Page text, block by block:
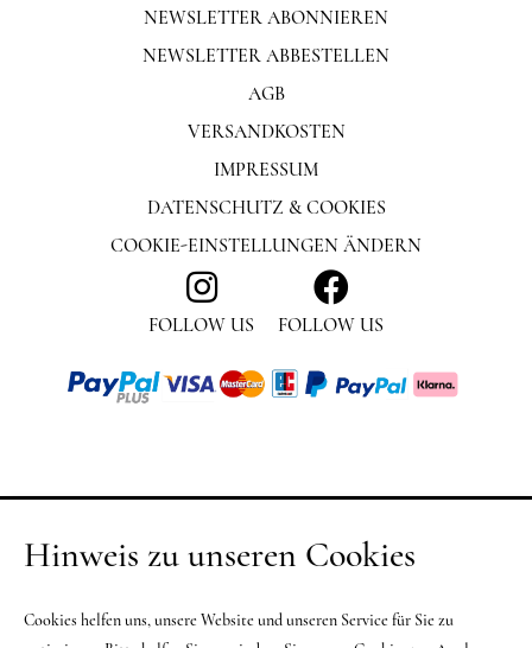
NEWSLETTER ABONNIEREN
NEWSLETTER ABBESTELLEN
FOLLOW US FOLLOW US
AGB
VERSANDKOSTEN
IMPRESSUM
DATENSCHUTZ & COOKIES
COOKIE-EINSTELLUNGEN ÄNDERN
Hinweis zu unseren Cookies
Cookies helfen uns, unsere Website und unseren Service für Sie zu